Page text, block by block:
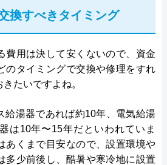
換すべきタイミング
費用は決して安くないので、資金
のタイミングで交換や修理をすれ
たいですよね。
給湯器であれば約10年、電気給湯
は10年〜15年だといわれていま
あくまで目安なので、設置環境や
多少前後し、酷暑や寒冷地に設置